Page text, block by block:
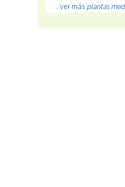
...ver más plantas